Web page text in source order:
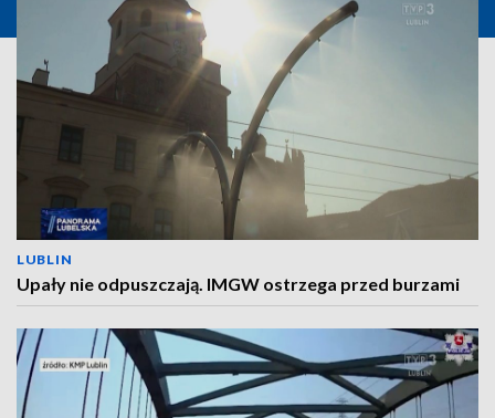
LUBLIN
Upały nie odpuszczają. IMGW ostrzega przed burzami